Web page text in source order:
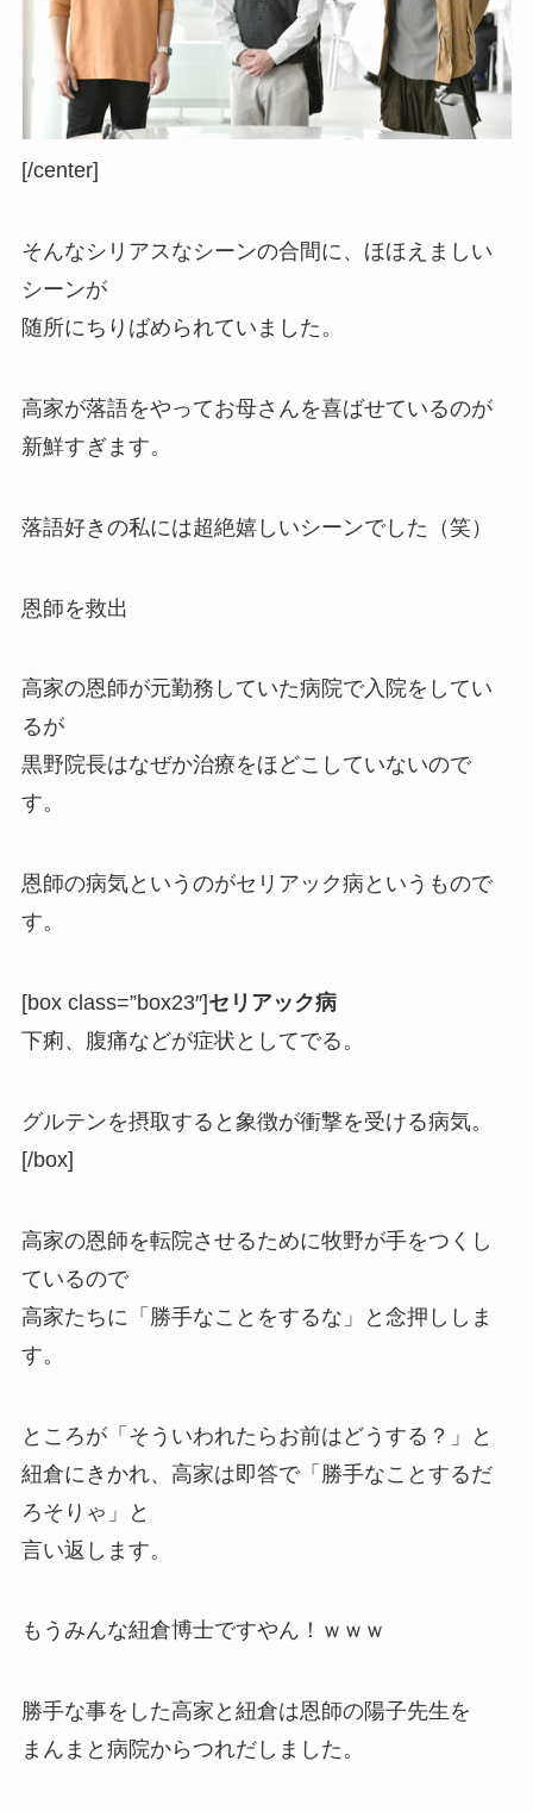
[/center]
そんなシリアスなシーンの合間に、ほほえましい
シーンが
随所にちりばめられていました。
高家が落語をやってお母さんを喜ばせているのが
新鮮すぎます。
落語好きの私には超絶嬉しいシーンでした（笑）
恩師を救出
高家の恩師が元勤務していた病院で入院をしてい
るが
黒野院長はなぜか治療をほどこしていないので
す。
恩師の病気というのがセリアック病というもので
す。
[box class=”box23″]セリアック病
下痢、腹痛などが症状としてでる。
グルテンを摂取すると象徴が衝撃を受ける病気。
[/box]
高家の恩師を転院させるために牧野が手をつくし
ているので
高家たちに「勝手なことをするな」と念押ししま
す。
ところが「そういわれたらお前はどうする？」と
紐倉にきかれ、高家は即答で「勝手なことするだ
ろそりゃ」と
言い返します。
もうみんな紐倉博士ですやん！ｗｗｗ
勝手な事をした高家と紐倉は恩師の陽子先生を
まんまと病院からつれだしました。